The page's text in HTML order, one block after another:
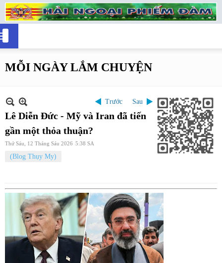
MỖI NGÀY LẮM CHUYỆN
Trước Sau
Lê Diễn Đức - Mỹ và Iran đã tiến
gần một thỏa thuận?
Thứ Sáu, 12 Tháng Sáu 2026 5:38 SA
(Blog Thụy My)